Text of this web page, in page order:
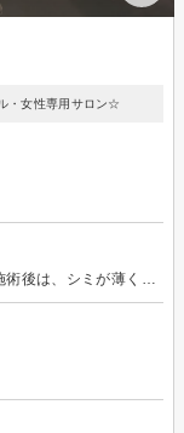
・女性専用サロン☆